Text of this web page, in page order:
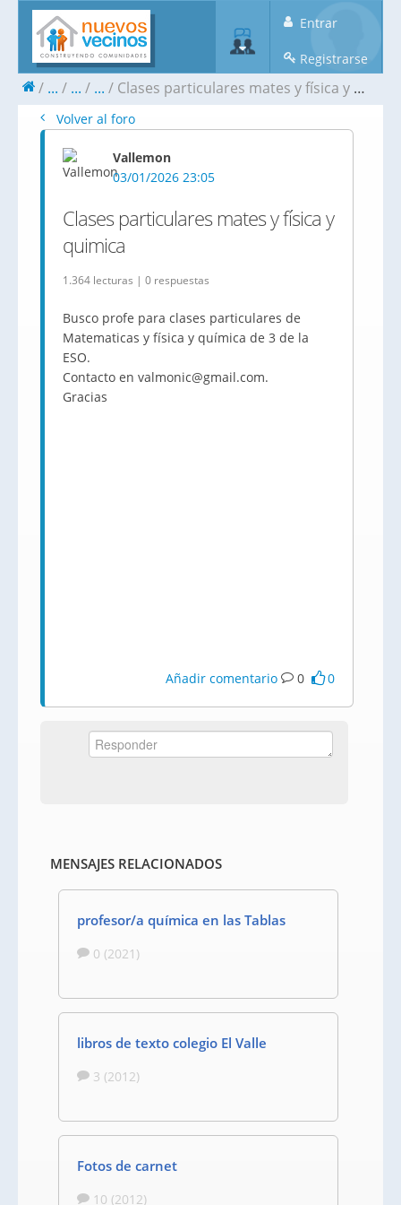
Entrar
Registrarse
... ... ... Clases particulares mates y física y quimica
Volver al foro
Vallemon
03/01/2026 23:05
Clases particulares mates y física y
quimica
1.364 lecturas | 0 respuestas
Busco profe para clases particulares de
Matematicas y física y química de 3 de la
ESO.
Contacto en valmonic@gmail.com.
Gracias
Añadir comentario 0 0
MENSAJES RELACIONADOS
profesor/a química en las Tablas
0 (2021)
libros de texto colegio El Valle
3 (2012)
Fotos de carnet
10 (2012)